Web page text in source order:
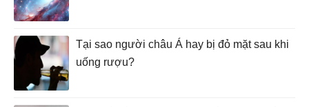
Tại sao người châu Á hay bị đỏ mặt sau khi
uống rượu?